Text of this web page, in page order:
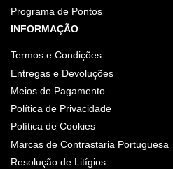
Programa de Pontos
INFORMAÇÃO
Termos e Condições
Entregas e Devoluções
Meios de Pagamento
Política de Privacidade
Política de Cookies
Marcas de Contrastaria Portuguesa
Resolução de Litígios